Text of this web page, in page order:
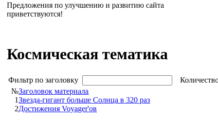
Предложения по улучшению и развитию сайта
приветствуются!
Космическая тематика
Фильтр по заголовку
№Заголовок материала
1Звезда-гигант больше Солнца в 320 раз
2Достижения Voyager'ов